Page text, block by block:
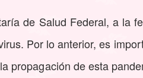
de Salud Federal, a la
Por lo anterior, es
propagación de esta